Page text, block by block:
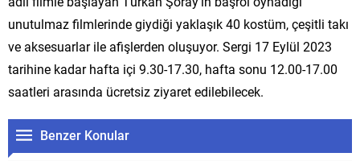
unutulmaz filmlerinde giydiği yaklaşık 40 kostüm, çeşitli takı
ve aksesuarlar ile afişlerden oluşuyor. Sergi 17 Eylül 2023
tarihine kadar hafta içi 9.30-17.30, hafta sonu 12.00-17.00
saatleri arasında ücretsiz ziyaret edilebilecek.
Benzer Konular